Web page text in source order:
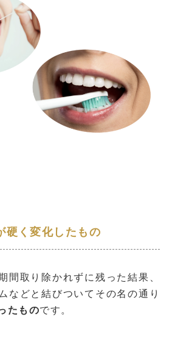
硬く変化したもの
間取り除かれずに残った結果、
などと結びついてその名の通り
たものです。